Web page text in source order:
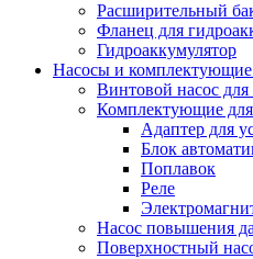
Расширительный
Фланец для
Гидроаккумулятор
Насосы и комплектующие
Винтовой насос
Комплектующие для
Адаптер для
Блок
Поплавок
Реле
Насос повышения
Поверхностный